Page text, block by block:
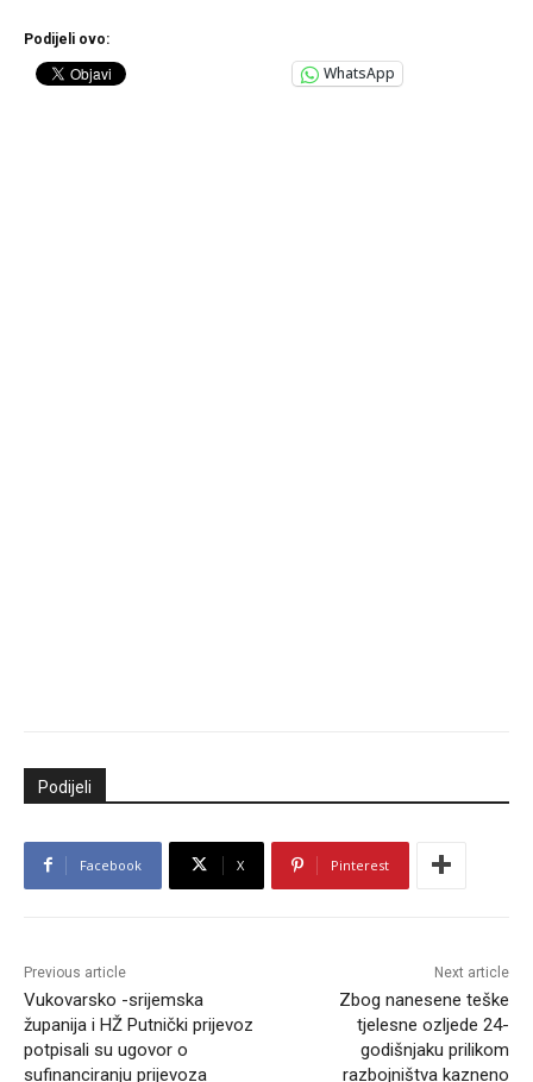
Podijeli ovo:
WhatsApp
Podijeli
Facebook X Pinterest
Previous article
Vukovarsko -srijemska
županija i HŽ Putnički prijevoz
potpisali su ugovor o
sufinanciranju prijevoza
Next article
Zbog nanesene teške
tjelesne ozljede 24-
godišnjaku prilikom
razbojništva kazneno